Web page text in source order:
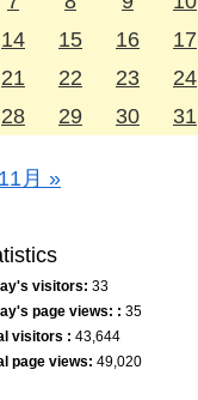
14 15 16 17
21 22 23 24
28 29 30 31
11月 »
visitors: 33
page views: : 35
visitors : 43,644
page views: 49,020